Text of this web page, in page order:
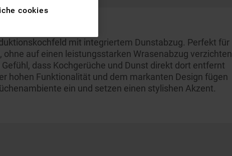
mit integriertem Dunstabzug. Perfekt für
auf einen leistungsstarken Wrasenabzug verzichten
dass Kochgerüche und Dunst direkt dort entfernt
hohen Funktionalität und dem markanten Design fügen
ein und setzen einen stylishen Akzent.
mit unseren
und Interessen
und auf
cookies